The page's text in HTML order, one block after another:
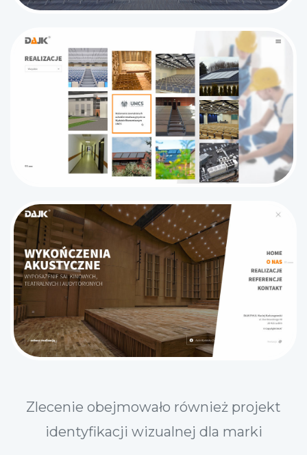
Zlecenie obejmowało również projekt
identyfikacji wizualnej dla marki